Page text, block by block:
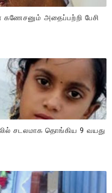
கணேசனும் அதைப்பற்றி பேசி
சடலமாக தொங்கிய 9 வயது